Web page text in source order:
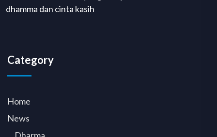
dhamma dan cinta kasih
Category
Home
News